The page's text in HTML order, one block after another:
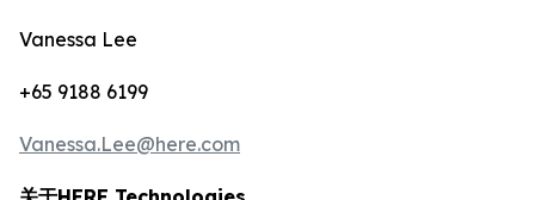
Vanessa Lee
+65 9188 6199
Vanessa.Lee@here.com